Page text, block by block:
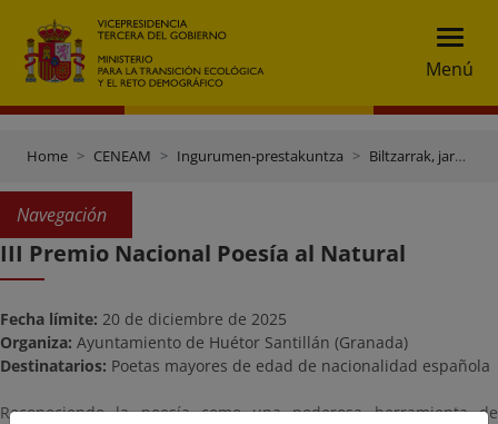
Menú
Home CENEAM Ingurumen-prestakuntza Biltzarrak, jardunaldiak eta beste ekitaldi batzuk
Navegación
III Premio Nacional Poesía al Natural
Fecha límite: 20 de diciembre de 2025
Organiza: Ayuntamiento de Huétor Santillán (Granada)
Destinatarios: Poetas mayores de edad de nacionalidad española
Reconociendo la poesía como una poderosa herramienta de